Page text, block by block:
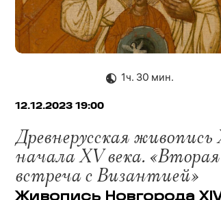
1ч. 30 мин.
12.12.2023 19:00
Древнерусская живопись
начала XV века. «Вторая
встреча с Византией»
Живопись Новгорода